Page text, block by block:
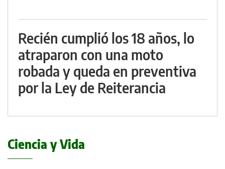
Recién cumplió los 18 años, lo
atraparon con una moto
robada y queda en preventiva
por la Ley de Reiterancia
Ciencia y Vida